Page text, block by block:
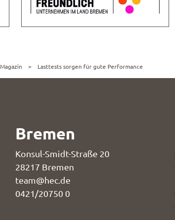
Magazin Lasttests sorgen für gute Performance
Bremen
Konsul-Smidt-Straße 20
28217 Bremen
team@hec.de
0421/20750 0